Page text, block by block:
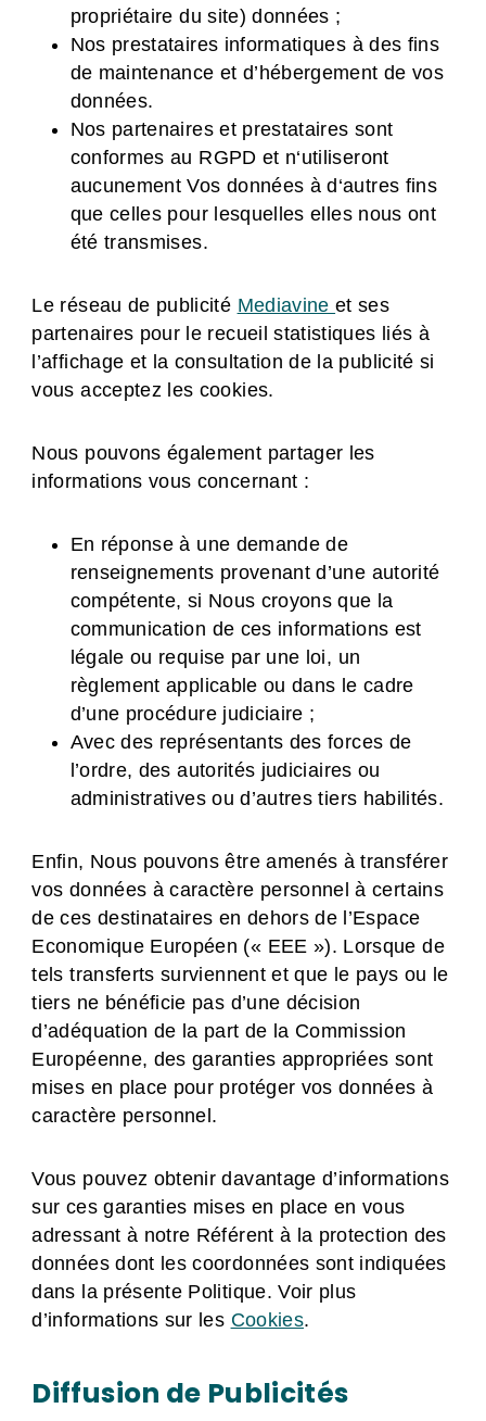
propriétaire du site) données ;
Nos prestataires informatiques à des fins
de maintenance et d’hébergement de vos
données.
Nos partenaires et prestataires sont
conformes au RGPD et n‘utiliseront
aucunement Vos données à d‘autres fins
que celles pour lesquelles elles nous ont
été transmises.
Le réseau de publicité Mediavineet ses
partenaires pour le recueil statistiques liés à
l’affichage et la consultation de la publicité si
vous acceptez les cookies.
Nous pouvons également partager les
informations vous concernant :
En réponse à une demande de
renseignements provenant d’une autorité
compétente, si Nous croyons que la
communication de ces informations est
légale ou requise par une loi, un
règlement applicable ou dans le cadre
d’une procédure judiciaire ;
Avec des représentants des forces de
l’ordre, des autorités judiciaires ou
administratives ou d’autres tiers habilités.
Enfin, Nous pouvons être amenés à transférer
vos données à caractère personnel à certains
de ces destinataires en dehors de l’Espace
Economique Européen (« EEE »). Lorsque de
tels transferts surviennent et que le pays ou le
tiers ne bénéficie pas d’une décision
d’adéquation de la part de la Commission
Européenne, des garanties appropriées sont
mises en place pour protéger vos données à
caractère personnel.
Vous pouvez obtenir davantage d’informations
sur ces garanties mises en place en vous
adressant à notre Référent à la protection des
données dont les coordonnées sont indiquées
dans la présente Politique. Voir plus
d’informations sur les Cookies.
Diffusion de Publicités